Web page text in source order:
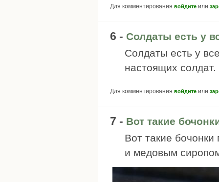
Для комментирования войдите или
6 - Солдаты есть у
Солдаты есть у
настоящих солдат.
Для комментирования войдите или
7 - Вот такие
Вот такие
и медовым